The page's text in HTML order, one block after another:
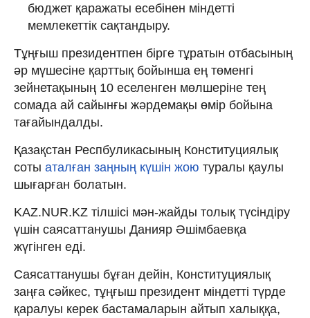
бюджет қаражаты есебінен міндетті
мемлекеттік сақтандыру.
Тұңғыш президентпен бірге тұратын отбасының
әр мүшесіне қарттық бойынша ең төменгі
зейнетақының 10 еселенген мөлшеріне тең
сомада ай сайынғы жәрдемақы өмір бойына
тағайындалды.
Қазақстан Респбуликасының Конституциялық
соты аталған заңның күшін жою туралы қаулы
шығарған болатын.
KAZ.NUR.KZ тілшісі мән-жайды толық түсіндіру
үшін саясаттанушы Данияр Әшімбаевқа
жүгінген еді.
Саясаттанушы бұған дейін, Конституциялық
заңға сәйкес, тұңғыш президент міндетті түрде
қаралуы керек бастамаларын айтып халыққа,